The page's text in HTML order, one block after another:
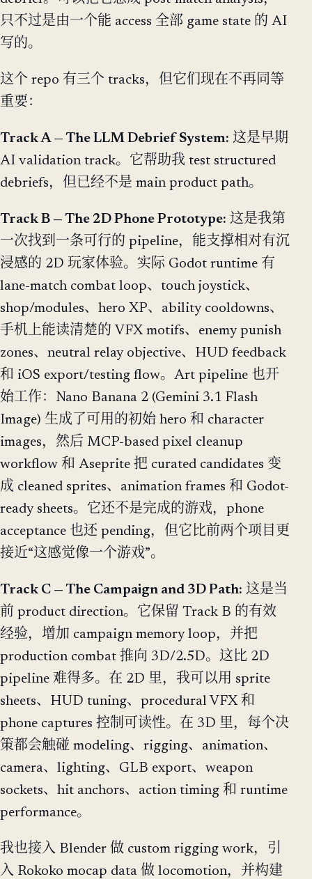
只不过是由一个能 access 全部 game state 的 AI
写的。
这个 repo 有三个 tracks，但它们现在不再同等
重要：
Track A — The LLM Debrief System: 这是早期
AI validation track。它帮助我 test structured
debriefs，但已经不是 main product path。
Track B — The 2D Phone Prototype: 这是我第
一次找到一条可行的 pipeline，能支撑相对有沉
浸感的 2D 玩家体验。实际 Godot runtime 有
lane-match combat loop、touch joystick、
shop/modules、hero XP、ability cooldowns、
手机上能读清楚的 VFX motifs、enemy punish
zones、neutral relay objective、HUD feedback
和 iOS export/testing flow。Art pipeline 也开
始工作：Nano Banana 2 (Gemini 3.1 Flash
Image) 生成了可用的初始 hero 和 character
images，然后 MCP-based pixel cleanup
workflow 和 Aseprite 把 curated candidates 变
成 cleaned sprites、animation frames 和 Godot-
ready sheets。它还不是完成的游戏，phone
acceptance 也还 pending，但它比前两个项目更
接近“这感觉像一个游戏”。
Track C — The Campaign and 3D Path: 这是当
前 product direction。它保留 Track B 的有效
经验，增加 campaign memory loop，并把
production combat 推向 3D/2.5D。这比 2D
pipeline 难得多。在 2D 里，我可以用 sprite
sheets、HUD tuning、procedural VFX 和
phone captures 控制可读性。在 3D 里，每个决
策都会触碰 modeling、rigging、animation、
camera、lighting、GLB export、weapon
sockets、hit anchors、action timing 和 runtime
performance。
我也接入 Blender 做 custom rigging work，引
入 Rokoko mocap data 做 locomotion，并构建